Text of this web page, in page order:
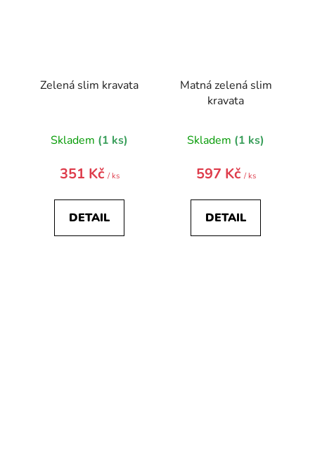
Zelená slim kravata
Skladem (1 ks)
351 Kč / ks
DETAIL
Matná zelená slim
kravata
Skladem (1 ks)
597 Kč / ks
DETAIL